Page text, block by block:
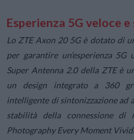
Esperienza 5G veloce
Lo ZTE Axon 20 5G è dotato di
per garantire un’esperienza
Super Antenna 2.0 della ZTE è
un design integrato a 360
intelligente di sintonizzazione ad
stabilità della connessione
Photography Every Moment